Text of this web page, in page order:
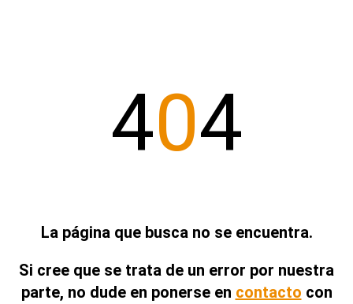
404
La página que busca no se encuentra.
Si cree que se trata de un error por nuestra
parte, no dude en ponerse en contacto con